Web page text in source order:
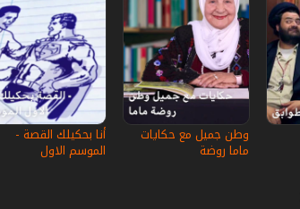
وطن جميل مع حكايات
ماما روضة
أنا بحكيلك القصة -
الموسم الاول